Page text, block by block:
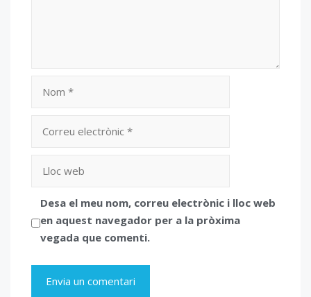
electrònic
web
Desa el meu nom, correu electrònic i lloc web
en aquest navegador per a la pròxima
vegada que comenti.